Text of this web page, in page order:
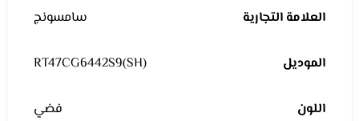
العلامة التجارية سامسونج
الموديل RT47CG6442S9(SH)
اللون فضي